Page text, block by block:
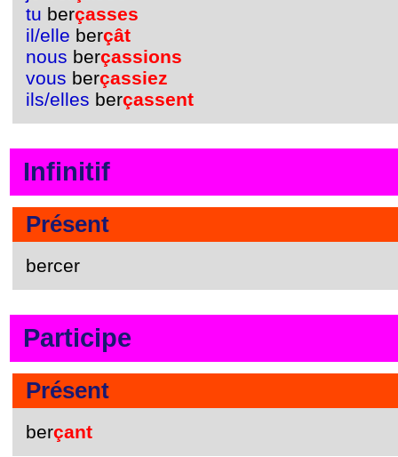
tu berçasses
il/elle berçât
nous berçassions
vous berçassiez
ils/elles berçassent
Infinitif
Présent
bercer
Participe
Présent
berçant